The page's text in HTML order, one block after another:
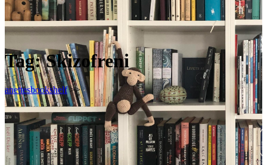
Tag:Skizofreni
anettesbookshelf>>